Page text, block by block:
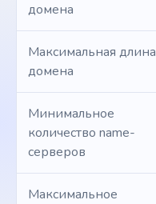
домена
Максимальная длина
домена
Минимальное
количество name-
серверов
Максимальное